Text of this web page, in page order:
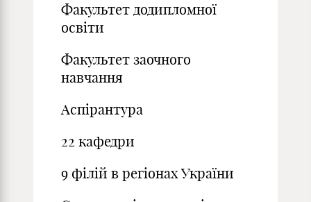
Факультет додипломної
освіти
Факультет заочного
навчання
Аспірантура
22 кафедри
9 філій в регіонах України